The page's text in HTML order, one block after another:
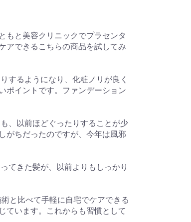
もと美容クリニックでプラセンタ
アできるこちらの商品を試してみ
するようになり、化粧ノリが良く
ポイントです。ファンデーション
、以前ほどぐったりすることが少
がちだったのですが、今年は風邪
てきた髪が、以前よりもしっかり
と比べて手軽に自宅でケアできる
ています。これからも習慣として